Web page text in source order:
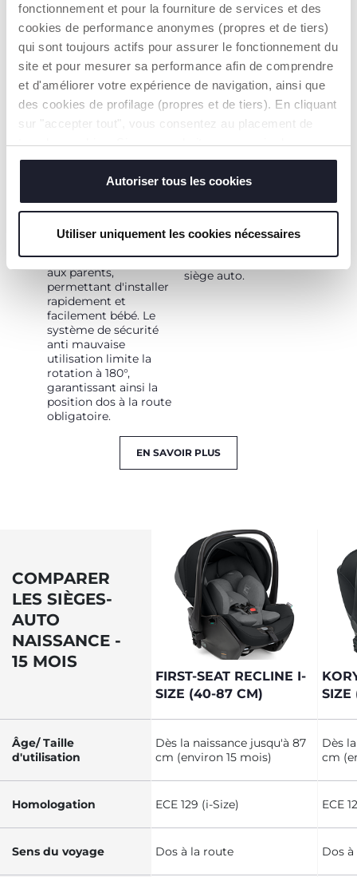
fonctionnement et pour la fourniture de services et des
cookies de performance anonymes (propres et de tiers)
qui sont toujours actifs pour assurer le fonctionnement du
site et pour mesurer sa performance afin de comprendre
et d'améliorer votre expérience de navigation, ainsi que
des cookies de profilage (propres et de tiers). En cliquant
sur "accepter tout", vous consentez au placement de
tous les cookies. Si vous souhaitez en savoir plus ou
modifier ou révoquer le consentement de tous les
cookies ou de certains d'entre eux, cliquez sur "afficher
les détails". En fermant cette bannière, vous consentez à
sont indispensables pour profiter du service demandé.
Autoriser tous les cookies
Utiliser uniquement les cookies nécessaires
INSTALLATION
FACILE
Une fois installée sur
la Base rotative 360 i-
Size (vendue
séparément), le siège-
auto Kory Essential i-
Size pivote à 90° face
aux parents,
permettant d'installer
rapidement et
facilement bébé. Le
système de sécurité
anti mauvaise
utilisation limite la
rotation à 180°,
garantissant ainsi la
position dos à la route
obligatoire.
SYSTÈME DE
CIRCULATION DE
L'AIR
Les ouvertures conçus
permettent une
de l'air à l'arrière du
siège auto.
EN SAVOIR PLUS
COMPARER
LES SIÈGES-
AUTO
NAISSANCE -
15 MOIS
FIRST-SEAT RECLINE I-
SIZE (40-87 CM)
SIZE
Âge/ Taille
d'utilisation
Dès la naissance jusqu'à 87
cm (environ 15 mois)
Dès
cm
Homologation ECE 129 (i-Size) ECE
Sens du voyage Dos à la route Dos